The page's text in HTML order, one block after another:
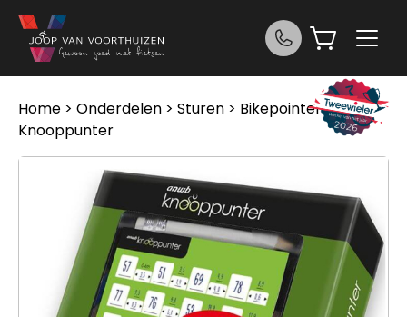
Ga naar de inhoud
Home > Onderdelen > Sturen > Bikepointer ANWB
Knooppunter